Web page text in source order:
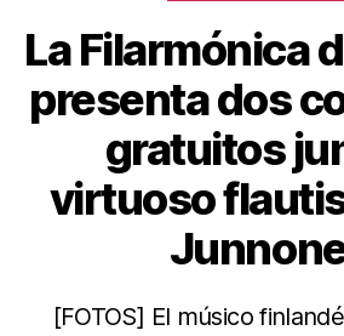
La Filarmónica
presenta dos
gratuitos
virtuoso
[FOTOS] El músico